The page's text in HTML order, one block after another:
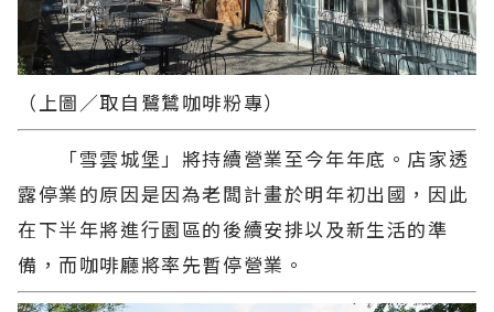
（上圖／取自鷺鷥咖啡粉專）
「雪雲城堡」將持續營業至今年年底。店家透
露停業的原因是因為老闆計畫於明年初出國，因此
在下半年將進行園區的後續安排以及新生活的準
備，而咖啡廳將率先暫停營業。